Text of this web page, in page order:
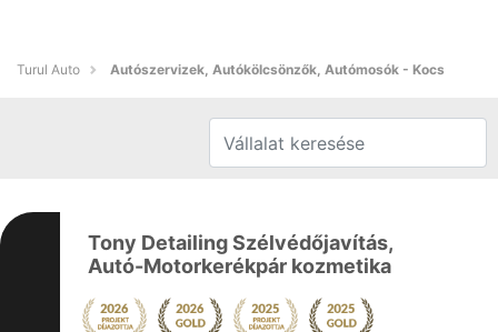
Turul Auto Autószervizek, Autókölcsönzők, Autómosók - Kocs
Tony Detailing Szélvédőjavítás,
Autó-Motorkerékpár kozmetika